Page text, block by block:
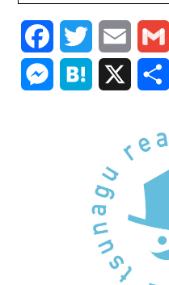
FacebookTwitterEmail
Messenger
Hatena